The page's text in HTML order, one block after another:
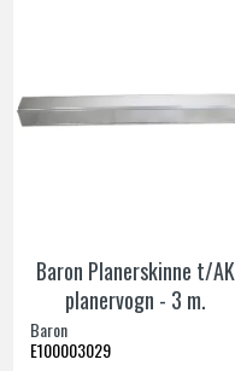
Baron Planerskinne t/AK
planervogn - 3 m.
Baron
E100003029